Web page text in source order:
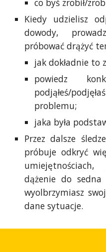
co byś zrobił/
Kiedy udzielisz
dowody,
próbować drążyć
jak dokładnie to
powiedz
podjąłeś/
problemu;
jaka była
Przez dalsze
próbuje odkryć
dążenie do
wyolbrzymiasz
dane sytuacje.